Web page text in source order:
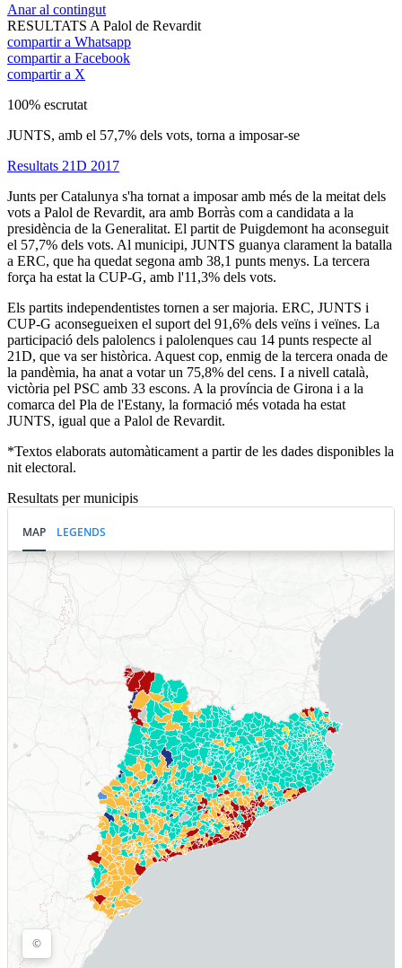
Anar al contingut
RESULTATS A Palol de Revardit
compartir a Whatsapp
compartir a Facebook
compartir a X
100% escrutat
JUNTS, amb el 57,7% dels vots, torna a imposar-se
Resultats 21D 2017
Junts per Catalunya s'ha tornat a imposar amb més de la meitat dels
vots a Palol de Revardit, ara amb Borràs com a candidata a la
presidència de la Generalitat. El partit de Puigdemont ha aconseguit
el 57,7% dels vots. Al municipi, JUNTS guanya clarament la batalla
a ERC, que ha quedat segona amb 38,1 punts menys. La tercera
força ha estat la CUP-G, amb l'11,3% dels vots.
Els partits independentistes tornen a ser majoria. ERC, JUNTS i
CUP-G aconsegueixen el suport del 91,6% dels veïns i veïnes. La
participació dels palolencs i palolenques cau 14 punts respecte al
21D, que va ser històrica. Aquest cop, enmig de la tercera onada de
la pandèmia, ha anat a votar un 75,8% del cens. I a nivell català,
victòria pel PSC amb 33 escons. A la província de Girona i a la
comarca del Pla de l'Estany, la formació més votada ha estat
JUNTS, igual que a Palol de Revardit.
*Textos elaborats automàticament a partir de les dades disponibles la
nit electoral.
Resultats per municipis